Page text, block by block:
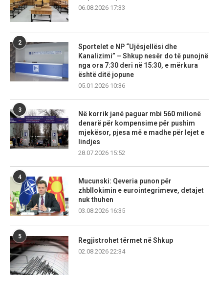
06.08.2026 17:33
2
Sportelet e NP “Ujësjellësi dhe
Kanalizimi” – Shkup nesër do të punojnë
nga ora 7:30 deri në 15:30, e mërkura
është ditë jopune
05.01.2026 10:36
3
Në korrik janë paguar mbi 560 milionë
denarë për kompensime për pushim
mjekësor, pjesa më e madhe për lejet e
lindjes
28.07.2026 15:52
4
Mucunski: Qeveria punon për
zhbllokimin e eurointegrimeve, detajet
nuk thuhen
03.08.2026 16:35
5
Regjistrohet tërmet në Shkup
02.08.2026 22:34